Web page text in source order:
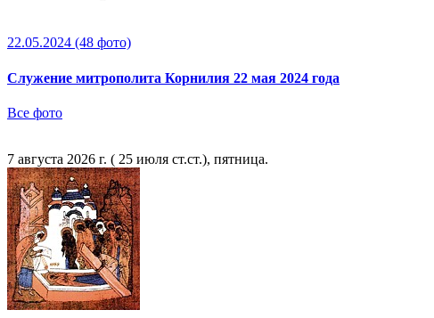
22.05.2024 (48 фото)
Служение митрополита Корнилия 22 мая 2024 года
Все фото
7 августа 2026 г. ( 25 июля ст.ст.), пятница.